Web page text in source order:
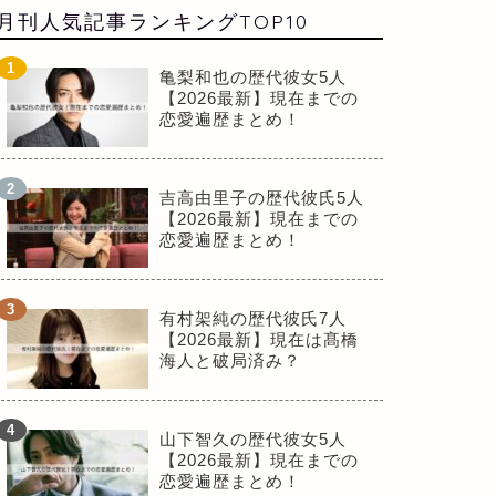
刊人気記事ランキングTOP10
亀梨和也の歴代彼女5人
【2026最新】現在までの
恋愛遍歴まとめ！
吉高由里子の歴代彼氏5人
【2026最新】現在までの
恋愛遍歴まとめ！
有村架純の歴代彼氏7人
【2026最新】現在は髙橋
海人と破局済み？
山下智久の歴代彼女5人
【2026最新】現在までの
恋愛遍歴まとめ！